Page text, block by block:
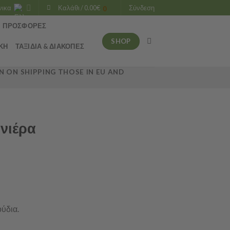
Καλάθι /0.00€ 0 Σύνδεση
ΠΡΟΣΦΟΡΈΣ
ΤΑΞΊΔΙΑ & ΔΙΑΚΟΠΈΣ
SHOP
ON SHIPPING THOSE IN EU AND